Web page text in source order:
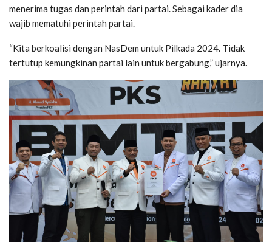
menerima tugas dan perintah dari partai. Sebagai kader dia
wajib mematuhi perintah partai.
“Kita berkoalisi dengan NasDem untuk Pilkada 2024. Tidak
tertutup kemungkinan partai lain untuk bergabung,” ujarnya.